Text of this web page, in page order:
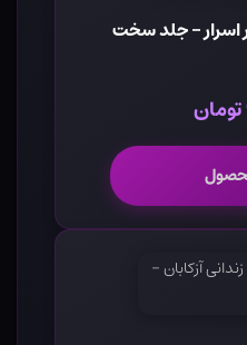
اسرار - جلد سخت